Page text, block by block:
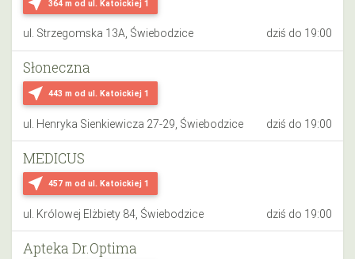
364 m od ul. Katoickiej 1
ul. Strzegomska 13A, Świebodzice dziś do 19:00
near_me 443 m od ul. Katoickiej 1
Słoneczna
ul. Henryka Sienkiewicza 27-29, Świebodzice dziś do 19:00
near_me 457 m od ul. Katoickiej 1
MEDICUS
ul. Królowej Elżbiety 84, Świebodzice dziś do 19:00
Apteka Dr.Optima